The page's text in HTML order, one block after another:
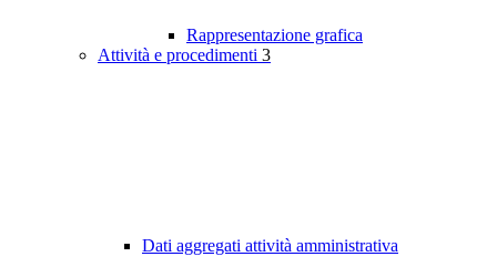
Rappresentazione grafica
Attività e procedimenti 3
Dati aggregati attività amministrativa